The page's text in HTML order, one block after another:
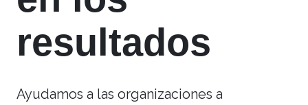
resultados
Ayudamos a las organizaciones a